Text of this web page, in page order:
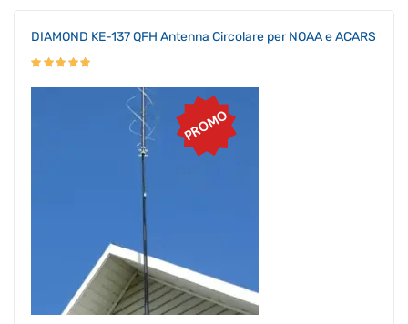
DIAMOND KE-137 QFH Antenna Circolare per NOAA e ACARS
PROMO